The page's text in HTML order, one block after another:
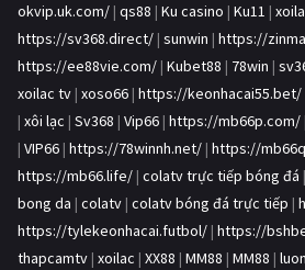
okvip.uk.com/ | qs88 | Ku casino | Ku11 |
https://sv368.direct/ | sunwin | https://
https://ee88vie.com/ | Kubet88 | 78win |
xoilac tv | xoso66 | https://keonhacai55.bet/
| xôi lạc | Sv368 | Vip66 | https://mb66p.com/
| VIP66 | https://78winnh.net/ | https://
https://mb66.life/ | colatv trực tiếp bóng đá |
bong da | colatv | colatv bóng đá trực tiếp |
https://tylekeonhacai.futbol/ | https://
thapcamtv | xoilac | XX88 | MM88 | MM88 |